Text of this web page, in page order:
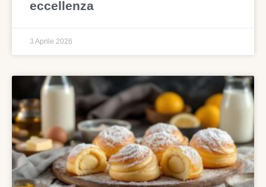
eccellenza
3 Aprile 2026